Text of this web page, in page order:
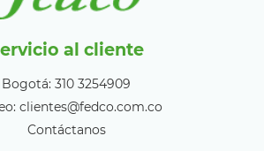
al cliente
Bogotá: 310 3254909
clientes@fedco.com.co
Contáctanos